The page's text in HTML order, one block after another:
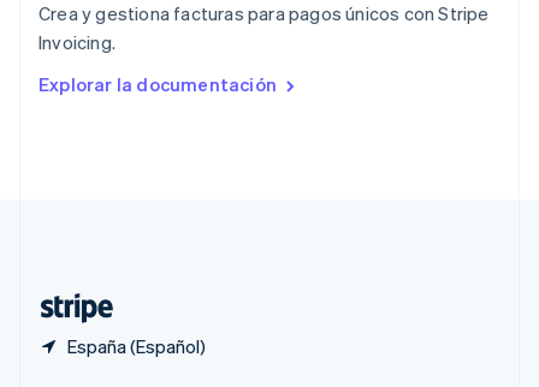
Crea y gestiona facturas para pagos únicos con Stripe
Invoicing.
Explorar la documentación
España (Español)
República Checa
English
English